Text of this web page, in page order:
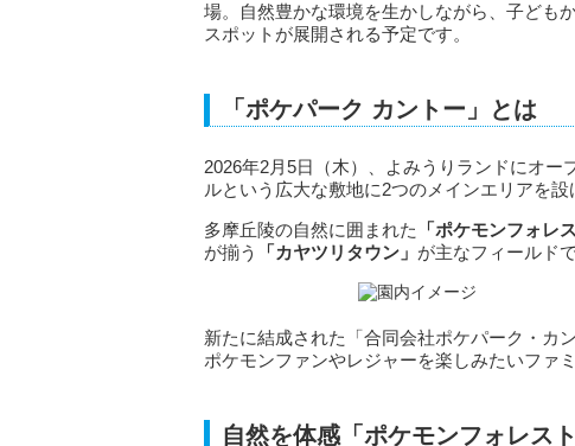
場。自然豊かな環境を生かしながら、子ども
スポットが展開される予定です。
「ポケパーク カントー」とは
2026年2月5日（木）、よみうりランドにオ
ルという広大な敷地に2つのメインエリアを設
多摩丘陵の自然に囲まれた
「ポケモンフォレ
が揃う
「カヤツリタウン」 が主なフィールドで
新たに結成された「合同会社ポケパーク・カ
ポケモンファンやレジャーを楽しみたいファ
自然を体感「ポケモンフォレスト